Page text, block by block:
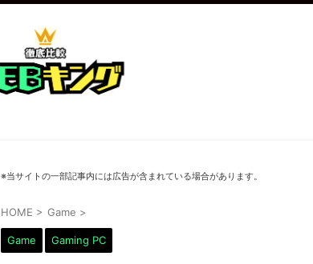
※当サイトの一部記事内には広告が含まれている場合があります。
HOME > Game >
Game Gaming PC